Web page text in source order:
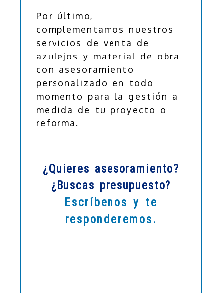
Por último,
complementamos nuestros
servicios de venta de
azulejos y material de obra
con asesoramiento
personalizado en todo
momento para la gestión a
medida de tu proyecto o
reforma.
¿Quieres asesoramiento?
¿Buscas presupuesto?
Escríbenos y te
responderemos.